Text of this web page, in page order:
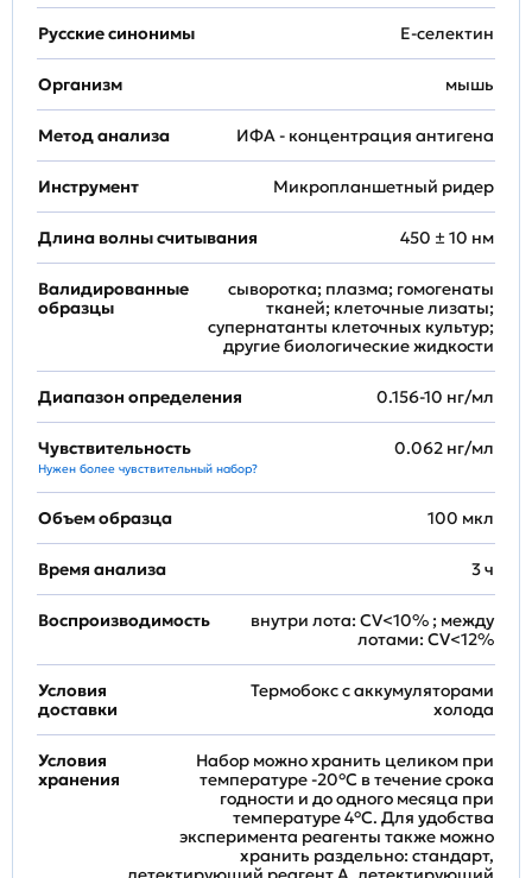
Русские синонимы E-селектин
Организм мышь
Метод анализа ИФА - концентрация антигена
Инструмент Микропланшетный ридер
Длина волны считывания 450 ± 10 нм
Валидированные
образцы
сыворотка; плазма; гомогенаты
тканей; клеточные лизаты;
супернатанты клеточных культур;
другие биологические жидкости
Диапазон определения 0.156-10 нг/мл
Чувствительность
Нужен более чувствительный набор?
0.062 нг/мл
Объем образца 100 мкл
Время анализа 3 ч
Воспроизводимость
внутри лота: CV<10% ; между
лотами: CV<12%
Условия
доставки
Термобокс с аккумуляторами
холода
Условия
хранения
Набор можно хранить целиком при
температуре -20°C в течение срока
годности и до одного месяца при
температуре 4°C. Для удобства
эксперимента реагенты также можно
хранить раздельно: стандарт,